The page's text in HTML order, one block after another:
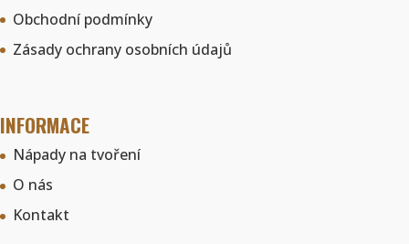
Obchodní podmínky
Zásady ochrany osobních údajů
INFORMACE
Nápady na tvoření
O nás
Kontakt